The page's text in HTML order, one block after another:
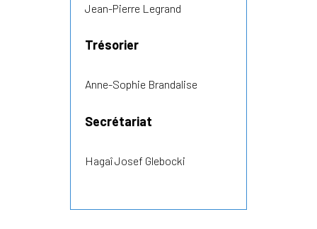
Jean-Pierre Legrand
Trésorier
Anne-Sophie Brandalise
Secrétariat
Hagaî Josef Glebocki